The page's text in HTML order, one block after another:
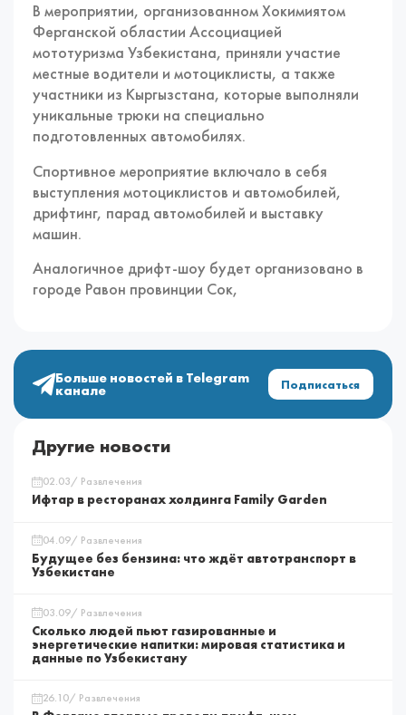
Другие новости
02.03/ Развлечения
Ифтар в ресторанах холдинга Family Garden
04.09/ Развлечения
Будущее без бензина: что ждёт автотранспорт в
Узбекистане
03.09/ Развлечения
Сколько людей пьют газированные и
энергетические напитки: мировая статистика и
данные по Узбекистану
26.10/ Развлечения
В мероприятии, организованном Хокимиятом
Ферганской областии Ассоциацией
мототуризма Узбекистана, приняли участие
местные водители и мотоциклисты, а также
участники из Кыргызстана, которые выполняли
уникальные трюки на специально
подготовленных автомобилях.
Спортивное мероприятие включало в себя
выступления мотоциклистов и автомобилей,
дрифтинг, парад автомобилей и выставку
машин.
Аналогичное дрифт-шоу будет организовано в
городе Равон провинции Сок,
Больше новостей в Telegram
канале Подписаться